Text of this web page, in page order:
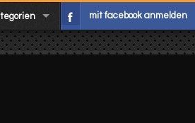
mit facebook anmelden